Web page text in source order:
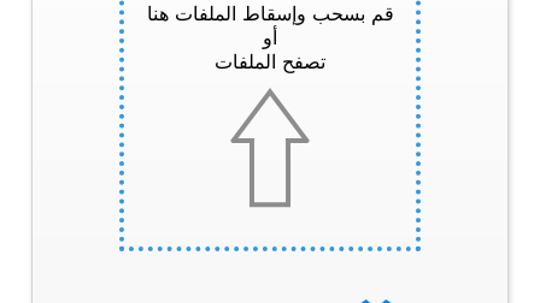
قم بسحب وإسقاط الملفات هنا
أو
تصفح الملفات